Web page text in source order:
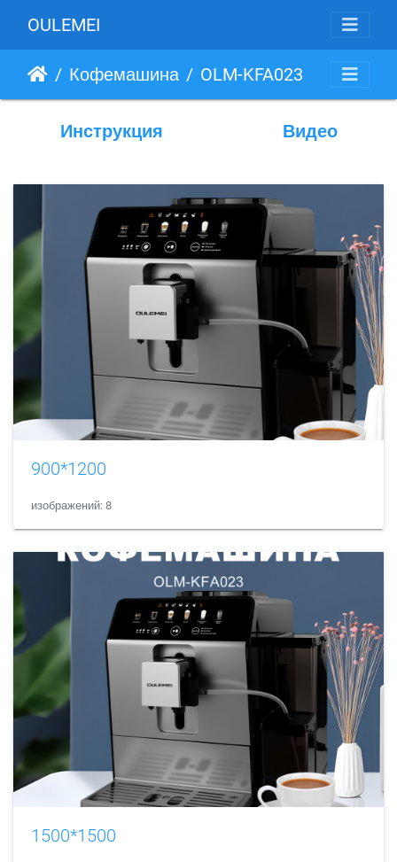
OULEMEI
Кофемашина OLM-KFA023
Инструкция Видео
900*1200
изображений: 8
1500*1500